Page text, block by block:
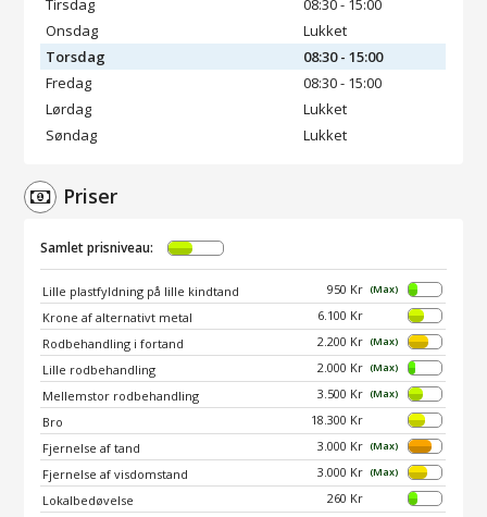
Tirsdag
08:30 - 15:00
Onsdag
Lukket
Torsdag
08:30 - 15:00
Fredag
08:30 - 15:00
Lørdag
Lukket
Søndag
Lukket
Priser
Samlet prisniveau:
Lille plastfyldning på lille kindtand 950 Kr (Max)
Krone af alternativt metal
6.100 Kr
Rodbehandling i fortand
2.200 Kr (Max)
Lille rodbehandling 2.000 Kr (Max)
Mellemstor rodbehandling 3.500 Kr (Max)
Bro
18.300 Kr
Fjernelse af tand
3.000 Kr (Max)
Fjernelse af visdomstand 3.000 Kr (Max)
Lokalbedøvelse 260 Kr